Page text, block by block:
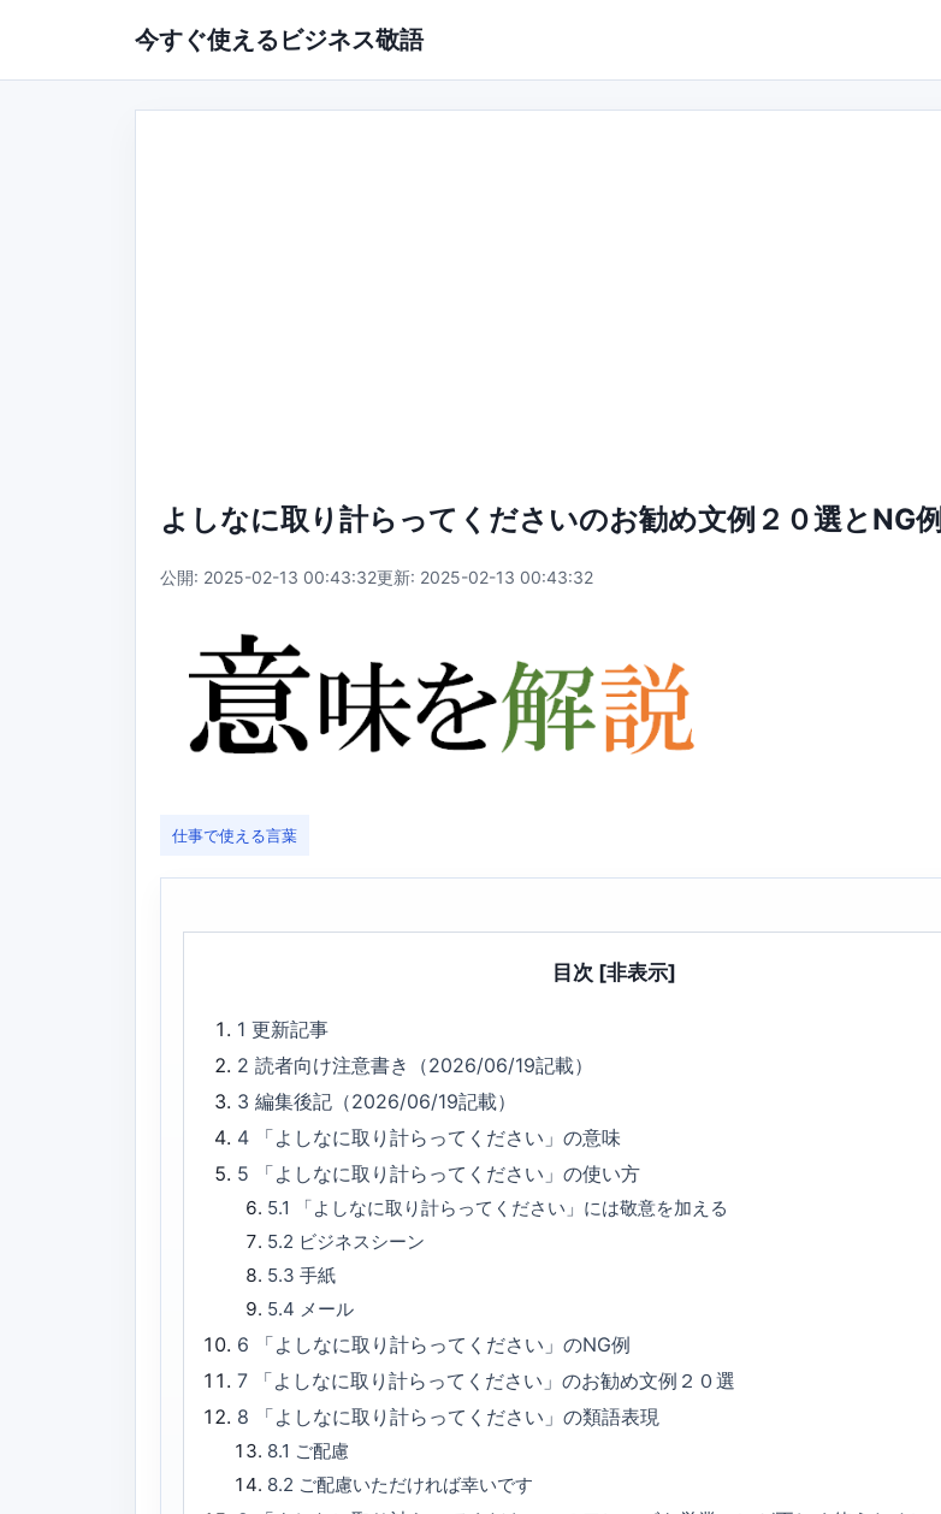
今すぐ使えるビジネス敬語
よしなに取り計らってくださいのお勧め文例２０選とNG例
公開: 2025-02-13 00:43:32更新: 2025-02-13 00:43:32
仕事で使える言葉
目次 [非表示]
1更新記事
2読者向け注意書き（2026/06/19記載）
3編集後記（2026/06/19記載）
4
「よしなに取り計らってください」の意味
5
「よしなに取り計らってください」の使い方
5.1
「よしなに取り計らってください」には敬意を加える
5.2 ビジネスシーン
5.3 手紙
5.4 メール
6
「よしなに取り計らってください」のNG例
7
「よしなに取り計らってください」のお勧め文例２０選
8
「よしなに取り計らってください」の類語表現
8.1 ご配慮
8.2 ご配慮いただければ幸いです